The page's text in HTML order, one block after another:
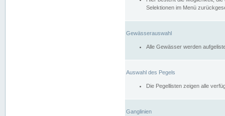
Selektionen im Menü
Gewässerauswahl
Alle Gewässer werden
Auswahl des Pegels
Die Pegellisten zeigen alle
Ganglinien